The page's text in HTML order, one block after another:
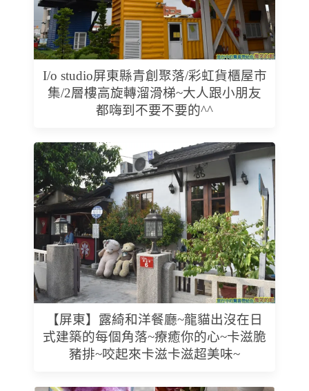
I/o studio屏東縣青創聚落/彩虹貨櫃屋市
集/2層樓高旋轉溜滑梯~大人跟小朋友
都嗨到不要不要的^^
【屏東】露綺和洋餐廳~龍貓出沒在日
式建築的每個角落~療癒你的心~卡滋脆
豬排~咬起來卡滋卡滋超美味~